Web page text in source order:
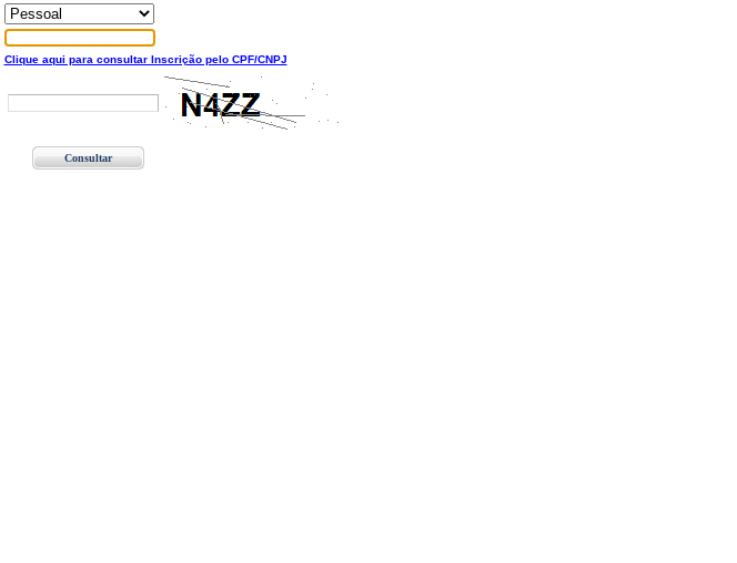
Clique aqui para consultar Inscrição pelo CPF/CNPJ